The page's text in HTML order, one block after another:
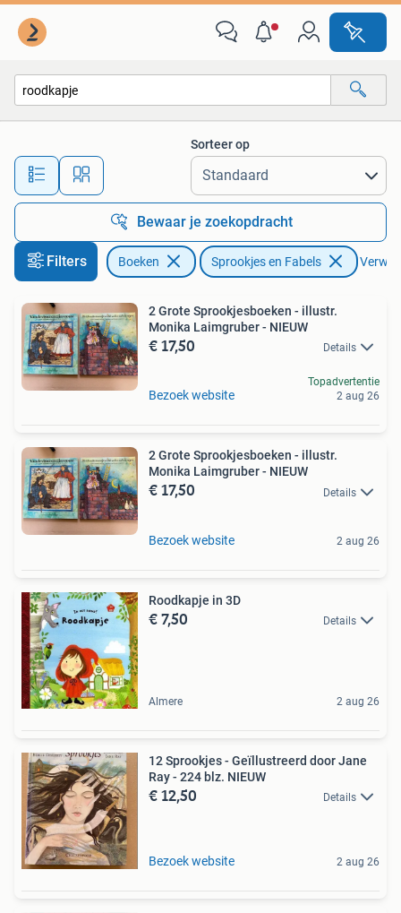
Alle afstanden…
Sorteer op
Bewaar je zoekopdracht
Filters Boeken Sprookjes en Fabels
2 Grote Sprookjesboeken - illustr.
Monika Laimgruber - NIEUW
€ 17,50 Details
Bezoek website
Topadvertentie
2 aug 26
2 Grote Sprookjesboeken - illustr.
Monika Laimgruber - NIEUW
€ 17,50 Details
Bezoek website 2 aug 26
Roodkapje in 3D
€ 7,50 Details
Almere 2 aug 26
12 Sprookjes - Geïllustreerd door Jane
Ray - 224 blz. NIEUW
€ 12,50 Details
Bezoek website 2 aug 26